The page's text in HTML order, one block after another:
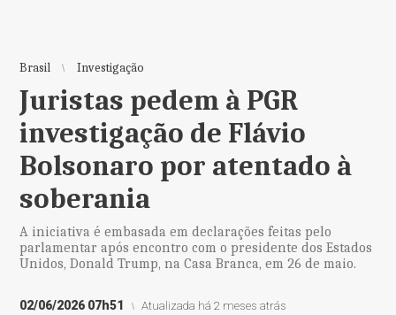
Brasil Investigação
Juristas pedem à PGR
investigação de Flávio
Bolsonaro por atentado à
soberania
A iniciativa é embasada em declarações feitas pelo
parlamentar após encontro com o presidente dos Estados
Unidos, Donald Trump, na Casa Branca, em 26 de maio.
02/06/2026 07h51 Atualizada há 2 meses atrás